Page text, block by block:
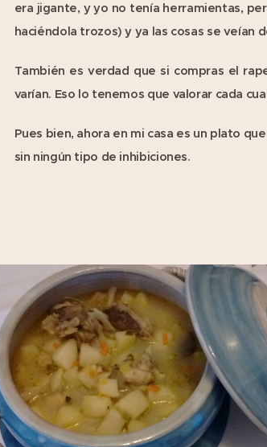
era jigante, y yo no tenía herramientas,
haciéndola trozos) y ya las cosas se veían
También es verdad que si compras el
varían. Eso lo tenemos que valorar cada
Pues bien, ahora en mi casa es un plato
sin ningún tipo de inhibiciones.